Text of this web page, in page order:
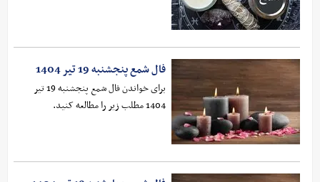
فال شمع پنجشنبه 19 تیر 1404
برای خواندن فال شمع پنجشنبه 19 تیر
1404 مطلب زیر را مطالعه کنید.